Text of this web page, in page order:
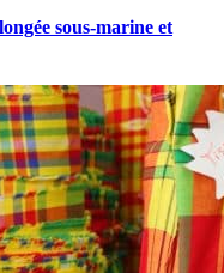
sous-marine et